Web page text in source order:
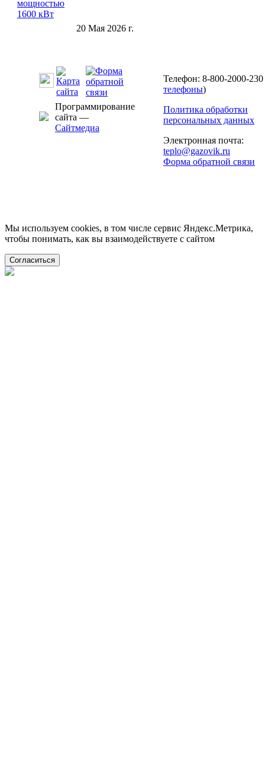
20 Мая 2026 г.
Программирование
сайта —
Сайтмедиа
Телефон: 8-800-2000-230
телефоны)
Политика обработки
персональных данных
Электронная почта:
teplo@gazovik.ru
Форма обратной связи
Мы используем cookies, в том числе сервис Яндекс.Метрика,
чтобы понимать, как вы взаимодействуете с сайтом
Согласиться